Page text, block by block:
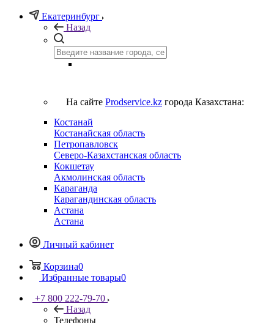
Екатеринбург
Назад
На сайте Prodservice.kz города Казахстана:
Костанай
Костанайская область
Петропавловск
Северо-Казахстанская область
Кокшетау
Акмолинская область
Караганда
Карагандинская область
Астана
Астана
Личный кабинет
Корзина0
Избранные товары0
+7 800 222-79-70
Назад
Телефоны